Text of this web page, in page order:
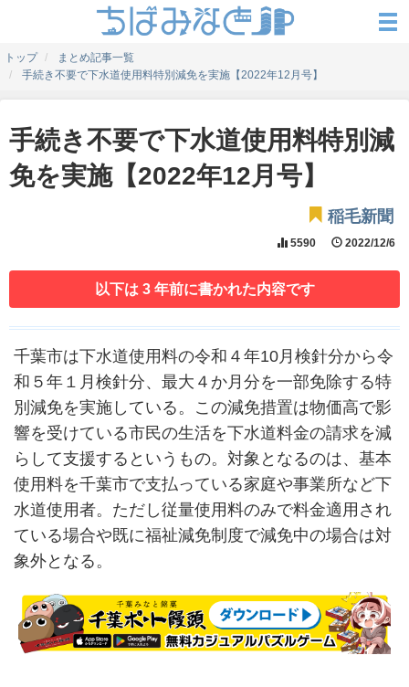
トップ
まとめ記事一覧
手続き不要で下水道使用料特別減免を実施【2022年12月号】
手続き不要で下水道使用料特別減
免を実施【2022年12月号】
稲毛新聞
5590 2022/12/6
以下は 3 年前に書かれた内容です
千葉市は下水道使用料の令和４年10月検針分から令
和５年１月検針分、最大４か月分を一部免除する特
別減免を実施している。この減免措置は物価高で影
響を受けている市民の生活を下水道料金の請求を減
らして支援するというもの。対象となるのは、基本
使用料を千葉市で支払っている家庭や事業所など下
水道使用者。ただし従量使用料のみで料金適用され
ている場合や既に福祉減免制度で減免中の場合は対
象外となる。